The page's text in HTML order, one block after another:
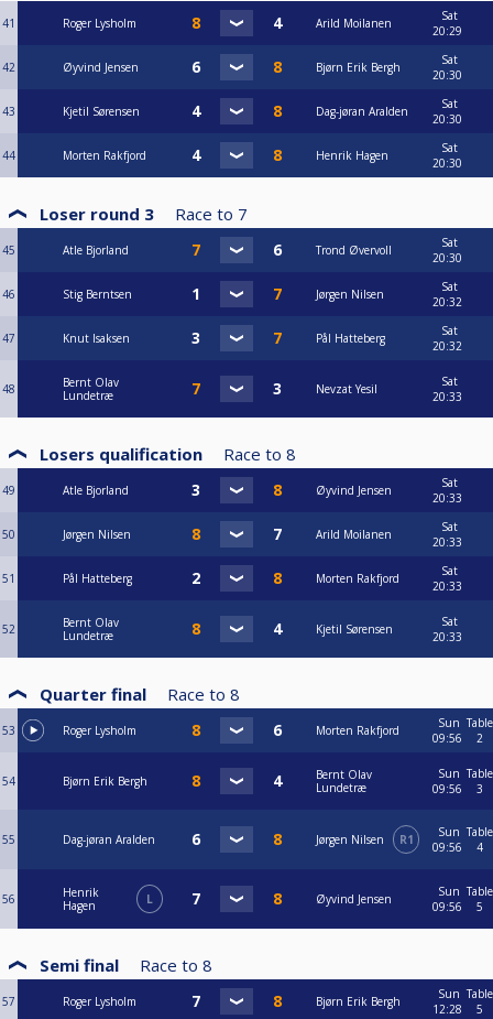
41 Roger Lysholm Arild Moilanen
Sat
20:29
42 Øyvind Jensen Bjørn Erik Bergh
Sat
20:30
43 Kjetil Sørensen Dag-jøran Aralden
Sat
20:30
44 Morten Rakfjord Henrik Hagen
Sat
20:30
Loser round 3 Race to 7
45 Atle Bjorland Trond Øvervoll
Sat
20:30
46 Stig Berntsen Jørgen Nilsen
Sat
20:32
47 Knut Isaksen Pål Hatteberg
Sat
20:32
48
Bernt Olav
Lundetræ
Nevzat Yesil
Sat
20:33
Losers qualification Race to 8
49 Atle Bjorland Øyvind Jensen
Sat
20:33
50 Jørgen Nilsen Arild Moilanen
Sat
20:33
51 Pål Hatteberg Morten Rakfjord
Sat
20:33
52
Bernt Olav
Lundetræ
Kjetil Sørensen
Sat
20:33
Quarter final Race to 8
53 Roger Lysholm Morten Rakfjord
Sun
09:56
Table
2
54 Bjørn Erik Bergh
Bernt Olav
Lundetræ
Sun
09:56
Table
3
55 Dag-jøran Aralden Jørgen Nilsen R1
Sun
09:56
Table
4
56
Henrik
Hagen
L Øyvind Jensen
Sun
09:56
Table
5
Semi final Race to 8
57 Roger Lysholm Bjørn Erik Bergh
Sun
12:28
Table
5